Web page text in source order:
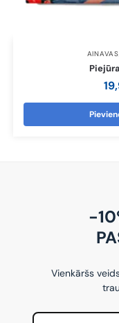
AINAVAS
-
Vienkāršs